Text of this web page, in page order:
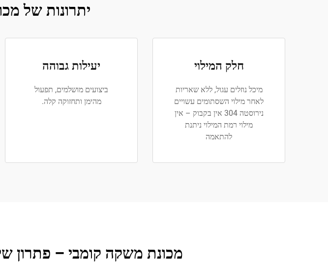
יתרונות של
חלק המילוי
מיכל נוזלים עגול, ללא שאריות
לאחר מילוי השסתומים עשויים
נירוסטה 304 אין בקבוק – אין
מילוי רמת המילוי ניתנת
להתאמה
יעילות גבוהה
ביצועים מושלמים, תפעול
מהימן ותחזוקה קלה.
מכונת משקה קומבי – פתרון